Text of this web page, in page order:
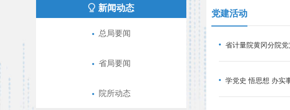
新闻动态
总局要闻
省局要闻
院所动态
党建活动
省计量院黄冈分院
学党史 悟思想 办实